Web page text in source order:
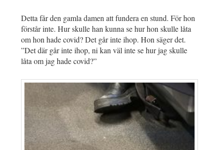
Detta får den gamla damen att fundera en stund. För hon
förstår inte. Hur skulle han kunna se hur hon skulle låta
om hon hade covid? Det går inte ihop. Hon säger det.
”Det där går inte ihop, ni kan väl inte se hur jag skulle
låta om jag hade covid?”